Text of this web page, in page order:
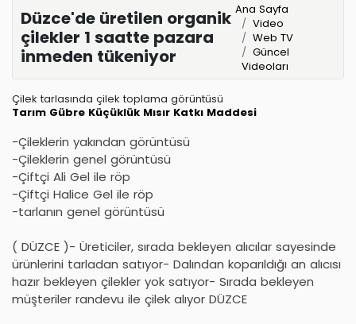
Düzce'de üretilen organik
çilekler 1 saatte pazara
inmeden tükeniyor
Ana Sayfa
Video
Web TV
Güncel
Videoları
Çilek tarlasında çilek toplama görüntüsü
Tarım Gübre Küçüklük Mısır Katkı Maddesi
-Çileklerin yakından görüntüsü
-Çileklerin genel görüntüsü
-Çiftçi Ali Gel ile röp
-Çiftçi Halice Gel ile röp
-tarlanın genel görüntüsü
( DÜZCE )- Üreticiler, sırada bekleyen alıcılar sayesinde
ürünlerini tarladan satıyor- Dalından koparıldığı an alıcısı
hazır bekleyen çilekler yok satıyor- Sırada bekleyen
müşteriler randevu ile çilek alıyor DÜZCE